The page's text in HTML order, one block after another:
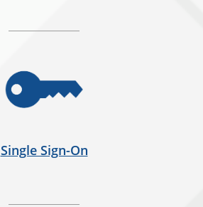
Single Sign-On